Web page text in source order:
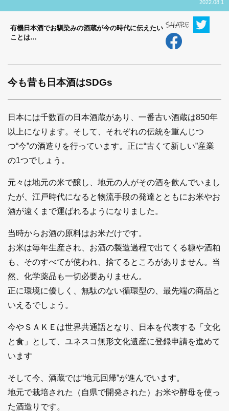
2022.08.1
有機日本酒でお馴染みの酒蔵が今の時代に伝えたい
ことは…
今も昔も日本酒はSDGs
日本には千数百の日本酒蔵があり、一番古い酒蔵は850年
以上になります。そして、それぞれの伝統を重んじつ
つ“今”の酒造りを行っています。正に“古くて新しい”産業
の1つでしょう。
元々は地元の米で醸し、地元の人がその酒を飲んでいまし
たが、江戸時代になると物流手段の発達とともにお米やお
酒が遠くまで運ばれるようになりました。
当時からお酒の原料はお米だけです。
お米は毎年生産され、お酒の製造過程で出てくる糠や酒粕
も、そのすべてが使われ、捨てるところがありません。当
然、化学薬品も一切必要ありません。
正に環境に優しく、無駄のない循環型の、最先端の商品と
いえるでしょう。
今やＳＡＫＥは世界共通語となり、日本を代表する「文化
と食」として、ユネスコ無形文化遺産に登録申請を進めて
います
そして今、酒蔵では“地元回帰”が進んでいます。
地元で栽培された（自県で開発された）お米や酵母を使っ
た酒造りです。